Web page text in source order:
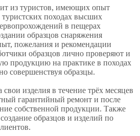
из туристов, имеющих опыт
туристских походах высших
в пещерах
образцов снаряжения
пожелания и рекомендации
образцов лично проверяют и
продукцию на практике в походах
совершенствуя образцы.
изделия в течение трёх месяцев
гарантийный ремонт и после
собственной продукции. Также
образцов и изделий по